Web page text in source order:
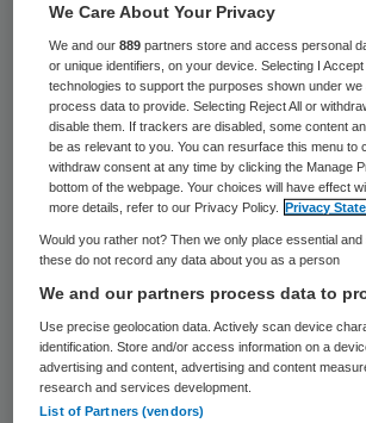
worden verspreid. Het geld
in onderzoek naar
diagnostiek en vaccins,
commissaris Carlos Moedas
Wetenschap en Innovatie)
Het zikavirus dook vorig jaar
Amerika. De meeste mensen
klachten, maar infectie tijdens
zwangerschap kan ertoe
een klein hoofd en
Het virus is tot nu toe
We Care About Your Privacy
We and our889 partners store and access personal
or unique identifiers, on your device. Selecting I
technologies to support the purposes shown under
process data to provide. Selecting Reject All or
disable them. If trackers are disabled, some content
be as relevant to you. You can resurface this menu to
withdraw consent at any time by clicking the Manage
bottom of the webpage. Your choices will have effect
more details, refer to our Privacy Policy.
Privacy
Would you rather not? Then we only place essential and
these do not record any data about you as a person
We and our partners process data to
Use precise geolocation data. Actively scan device
identification. Store and/or access information on a
advertising and content, advertising and content
research and services development.
List of Partners (vendors)